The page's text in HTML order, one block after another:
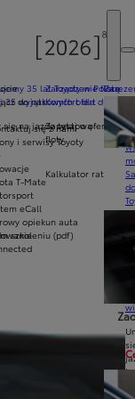
35 lat Toyoty w Polsce
35 wyjątkowych ofert
się na jazdę testową
Zarządzanie flotą
Komfort dla dużych
Zapytaj o ofertę dla
floty
Kalkulator rat
szkoleniu (pdf)
do nas
się z nami
i serwisy Toyoty
T-Mate
eCall
opiekun auta